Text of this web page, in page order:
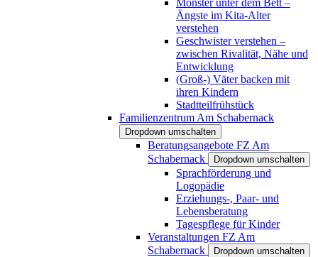
Ängste im Kita-Alter
verstehen
Geschwister verstehen –
zwischen Rivalität, Nähe und
Entwicklung
(Groß-) Väter backen mit
ihren Kindern
Stadtteilfrühstück
Familienzentrum Am Schabernack
Dropdown umschalten
Beratungsangebote FZ Am
Schabernack
Dropdown umschalten
Sprachförderung und
Logopädie
Erziehungs-, Paar- und
Lebensberatung
Tagespflege für Kinder
Veranstaltungen FZ Am
Schabernack
Dropdown umschalten